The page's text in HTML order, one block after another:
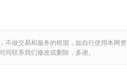
不做交易和服务的根据，如自行使用本网
联系我们修改或删除，多谢。